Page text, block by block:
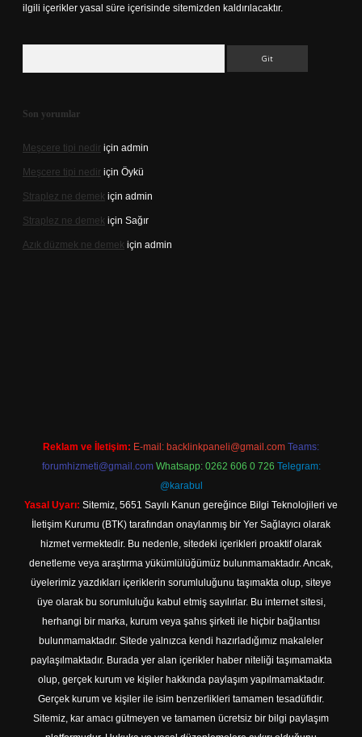
ilgili içerikler yasal süre içerisinde sitemizden kaldırılacaktır.
Son yorumlar
Meşcere tipi nedir için admin
Meşcere tipi nedir için Öykü
Straplez ne demek için admin
Straplez ne demek için Sağır
Azık düzmek ne demek için admin
Reklam ve İletişim: E-mail: backlinkpaneli@gmail.com Teams:
forumhizmeti@gmail.com Whatsapp: 0262 606 0 726 Telegram:
@karabul
Yasal Uyarı: Sitemiz, 5651 Sayılı Kanun gereğince Bilgi Teknolojileri ve
İletişim Kurumu (BTK) tarafından onaylanmış bir Yer Sağlayıcı olarak
hizmet vermektedir. Bu nedenle, sitedeki içerikleri proaktif olarak
denetleme veya araştırma yükümlülüğümüz bulunmamaktadır. Ancak,
üyelerimiz yazdıkları içeriklerin sorumluluğunu taşımakta olup, siteye
üye olarak bu sorumluluğu kabul etmiş sayılırlar. Bu internet sitesi,
herhangi bir marka, kurum veya şahıs şirketi ile hiçbir bağlantısı
bulunmamaktadır. Sitede yalnızca kendi hazırladığımız makaleler
paylaşılmaktadır. Burada yer alan içerikler haber niteliği taşımamakta
olup, gerçek kurum ve kişiler hakkında paylaşım yapılmamaktadır.
Gerçek kurum ve kişiler ile isim benzerlikleri tamamen tesadüfidir.
Sitemiz, kar amacı gütmeyen ve tamamen ücretsiz bir bilgi paylaşım